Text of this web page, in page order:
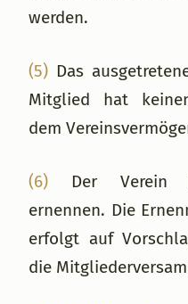
werden.
(5) Das
Mitglied hat
dem
(6) Der Verein
ernennen. Die
erfolgt auf
die